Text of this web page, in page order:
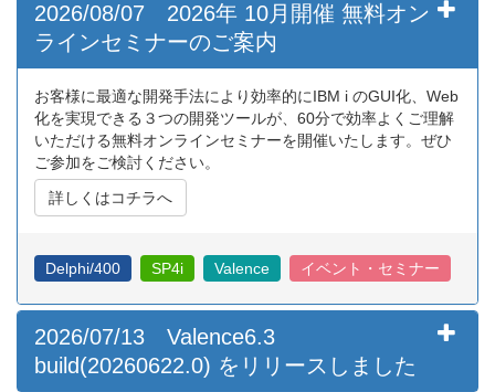
2026/08/07 2026年 10月開催 無料オン
ラインセミナーのご案内
お客様に最適な開発手法により効率的にIBM i のGUI化、Web
化を実現できる３つの開発ツールが、60分で効率よくご理解
いただける無料オンラインセミナーを開催いたします。ぜひ
ご参加をご検討ください。
詳しくはコチラへ
Delphi/400 SP4i Valence イベント・セミナー
2026/07/13 Valence6.3
build(20260622.0) をリリースしました